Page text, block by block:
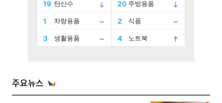
주요뉴스